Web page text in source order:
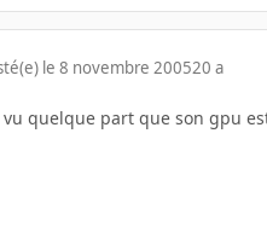
le 8 novembre 200520 a
vu quelque part que son gpu